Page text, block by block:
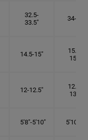
32.5-
33.5"
34-35"
14.5-15"
15.25-
15.5"
12-12.5"
12.75-
13.3"
5'8"-5'10" 5'10"- 6'